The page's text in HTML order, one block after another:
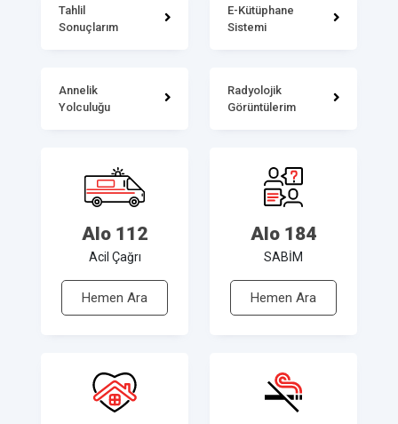
Tahlil
Sonuçlarım
E-Kütüphane
Sistemi
Annelik
Yolculuğu
Radyolojik
Görüntülerim
Alo 112
Acil Çağrı
Hemen Ara
Alo 184
SABİM
Hemen Ara